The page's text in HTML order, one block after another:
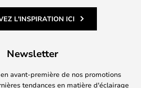
L'INSPIRATION ICI
Newsletter
avant-première de nos promotions
tendances en matière d'éclairage